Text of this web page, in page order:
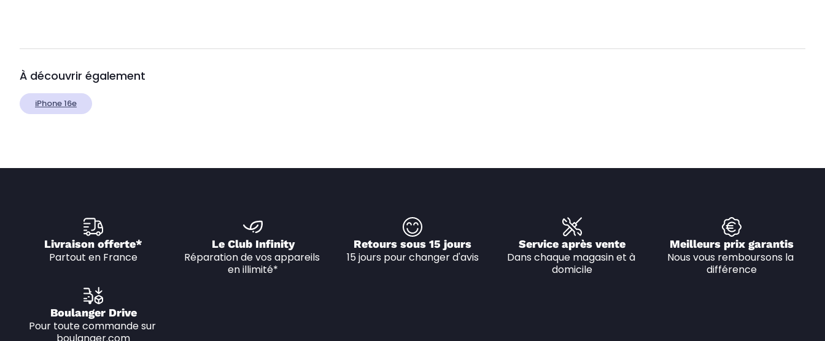
À découvrir également
iPhone 16e
Livraison offerte*
Partout en France
Le Club Infinity
Réparation de vos appareils
en illimité*
Retours sous 15 jours
15 jours pour changer d'avis
Service après vente
Dans chaque magasin et à
domicile
Meilleurs prix garantis
Nous vous remboursons la
différence
Boulanger Drive
Pour toute commande sur